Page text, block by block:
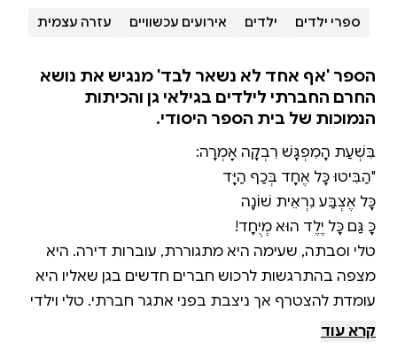
ספרי ילדים ילדים אירועים עכשוויים עזרה עצמית
הספר 'אף אחד לא נשאר לבד' מנגיש את נושא
החרם החברתי לילדים בגילאי גן והכיתות
הנמוכות של בית הספר היסודי.
טלי וסבתה, שעימה היא מתגוררת, עוברות דירה. היא
מצפה בהתרגשות לרכוש חברים חדשים בגן שאליו היא
עומדת להצטרף אך ניצבת בפני אתגר חברתי. טלי וילדי
הגן לומדים כיצד להתמודד עם הרגשות המאתגרים
קרא עוד